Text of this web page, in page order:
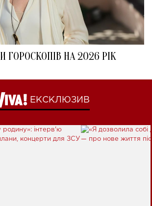
ГОРОСКОПІВ НА 2026 РІК
ЕКСКЛЮЗИВ